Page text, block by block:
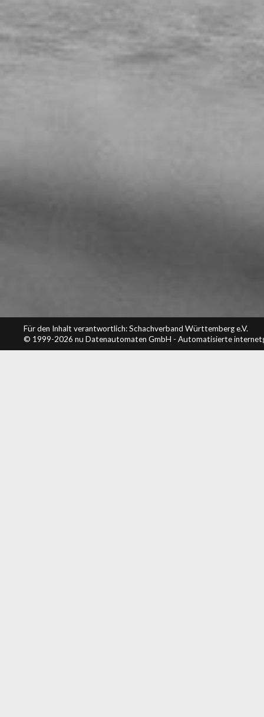
Für den Inhalt verantwortlich: Schachverband Württemberg e.V.
© 1999-2026 nu Datenautomaten GmbH - Automatisierte